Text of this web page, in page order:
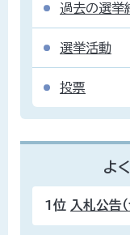
過去の選挙
選挙活動
投票
よ
1位 入札公告